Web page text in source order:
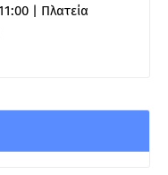
| Πλατεία